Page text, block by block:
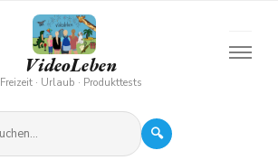
VideoLeben
Freizeit · Urlaub · Produkttests
🔍